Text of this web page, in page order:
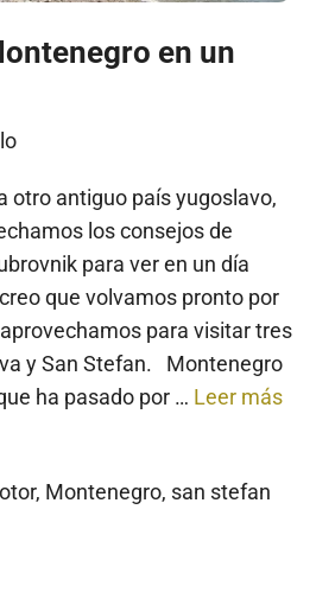
en un
otro antiguo país yugoslavo,
los consejos de
para ver en un día
que volvamos pronto por
para visitar tres
y San Stefan. Montenegro
ha pasado por … Leer más
, Montenegro, san stefan